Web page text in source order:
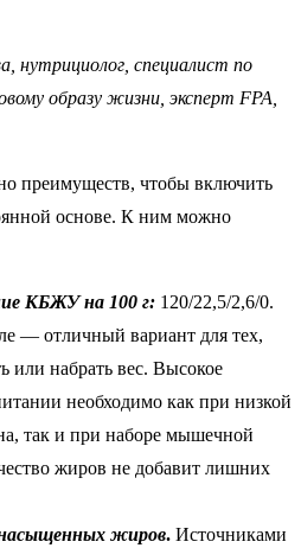
нутрициолог, специалист по
образу жизни, эксперт FPA,
преимуществ, чтобы включить
основе. К ним можно
КБЖУ на 100 г: 120/22,5/2,6/0.
— отличный вариант для тех,
или набрать вес. Высокое
необходимо как при низкой
так и при наборе мышечной
жиров не добавит лишних
жиров. Источниками